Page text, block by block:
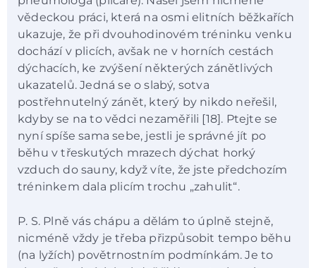
vědeckou práci, která na osmi elitních běžkařích
ukazuje, že při dvouhodinovém tréninku venku
dochází v plicích, avšak ne v horních cestách
dýchacích, ke zvýšení některých zánětlivých
ukazatelů. Jedná se o slabý, sotva
postřehnutelný zánět, který by nikdo neřešil,
kdyby se na to vědci nezaměřili [18]. Ptejte se
nyní spíše sama sebe, jestli je správné jít po
běhu v třeskutých mrazech dýchat horký
vzduch do sauny, když víte, že jste předchozím
tréninkem dala plicím trochu „zahulit“.
P. S. Plně vás chápu a dělám to úplně stejně,
nicméně vždy je třeba přizpůsobit tempo běhu
(na lyžích) povětrnostním podmínkám. Je to